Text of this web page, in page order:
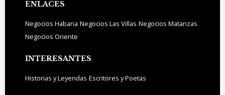
ENLACES
Negocios Habana Negocios Las Villas Negocios Matanzas
Negocios Oriente
INTERESANTES
Historias y Leyendas Escritores y Poetas